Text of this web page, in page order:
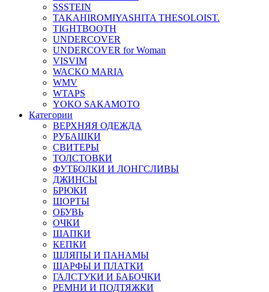
SSSTEIN
TAKAHIROMIYASHITA THESOLOIST.
TIGHTBOOTH
UNDERCOVER
UNDERCOVER for Woman
VISVIM
WACKO MARIA
WMV
WTAPS
YOKO SAKAMOTO
Категории
ВЕРХНЯЯ ОДЕЖДА
РУБАШКИ
СВИТЕРЫ
ТОЛСТОВКИ
ФУТБОЛКИ И ЛОНГСЛИВЫ
ДЖИНСЫ
БРЮКИ
ШОРТЫ
ОБУВЬ
ОЧКИ
ШАПКИ
КЕПКИ
ШЛЯПЫ И ПАНАМЫ
ШАРФЫ И ПЛАТКИ
ГАЛСТУКИ И БАБОЧКИ
РЕМНИ И ПОДТЯЖКИ